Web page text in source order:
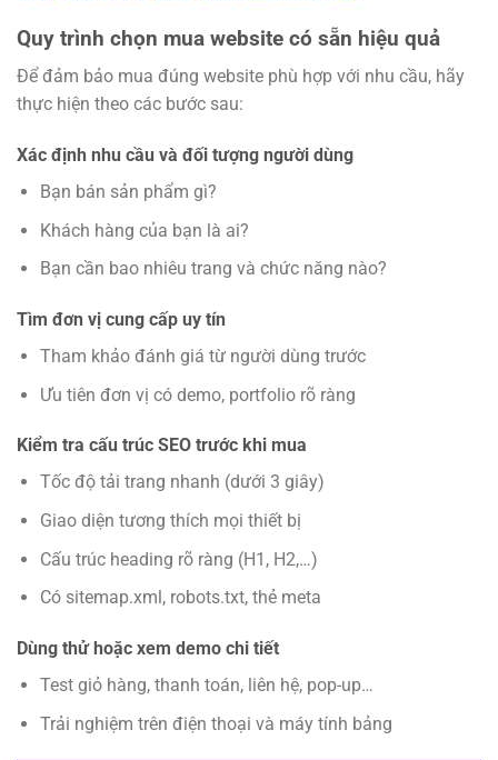
Quy trình chọn mua website có sẵn hiệu quả
Để đảm bảo mua đúng website phù hợp với nhu cầu, hãy
thực hiện theo các bước sau:
Xác định nhu cầu và đối tượng người dùng
Bạn bán sản phẩm gì?
Khách hàng của bạn là ai?
Bạn cần bao nhiêu trang và chức năng nào?
Tìm đơn vị cung cấp uy tín
Tham khảo đánh giá từ người dùng trước
Ưu tiên đơn vị có demo, portfolio rõ ràng
Kiểm tra cấu trúc SEO trước khi mua
Tốc độ tải trang nhanh (dưới 3 giây)
Giao diện tương thích mọi thiết bị
Cấu trúc heading rõ ràng (H1, H2,…)
Có sitemap.xml, robots.txt, thẻ meta
Dùng thử hoặc xem demo chi tiết
Test giỏ hàng, thanh toán, liên hệ, pop-up…
Trải nghiệm trên điện thoại và máy tính bảng